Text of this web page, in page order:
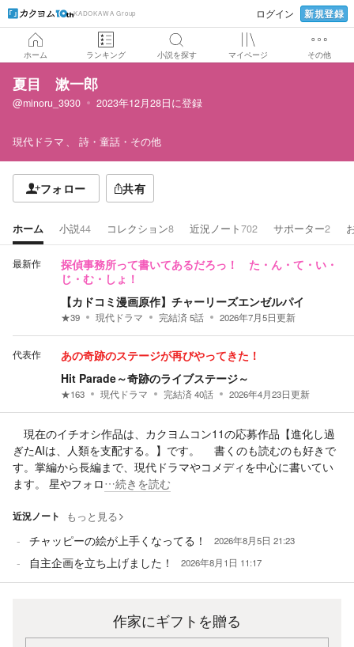
KADOKAWA Group ログイン 新規登録
ホーム ランキング 小説を探す マイページ その他
夏目 漱一郎
@minoru_3930 2023年12月28日に登録
現代ドラマ 詩・童話・その他
フォロー 共有
ホーム 小説44 コレクション8 近況ノート702 サポーター2
最新作
探偵事務所って書いてあるだろっ！ た・ん・て・い・
じ・む・しょ！
【カドコミ漫画原作】チャーリーズエンゼルパイ
★39 現代ドラマ 完結済5話 2026年7月5日更新
代表作 あの奇跡のステージが再びやってきた！
Hit Parade～奇跡のライブステージ～
★163 現代ドラマ 完結済40話 2026年4月23日更新
現在のイチオシ作品は、カクヨムコン11の応募作品【進化し過
ぎたAIは、人類を支配する。】です。 書くのも読むのも好きで
す。掌編から長編まで、現代ドラマやコメディを中心に書いてい
ます。 星やフォロ…続きを読む
近況ノート もっと見る
チャッピーの絵が上手くなってる！ 2026年8月5日 21:23
自主企画を立ち上げました！ 2026年8月1日 11:17
作家にギフトを贈る